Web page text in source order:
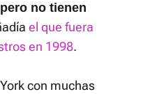
no tienen
el que fuera
en 1998.
con muchas